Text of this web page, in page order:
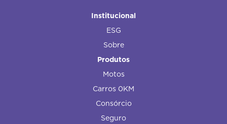
Institucional
ESG
Sobre
Produtos
Motos
Carros 0KM
Consórcio
Seguro